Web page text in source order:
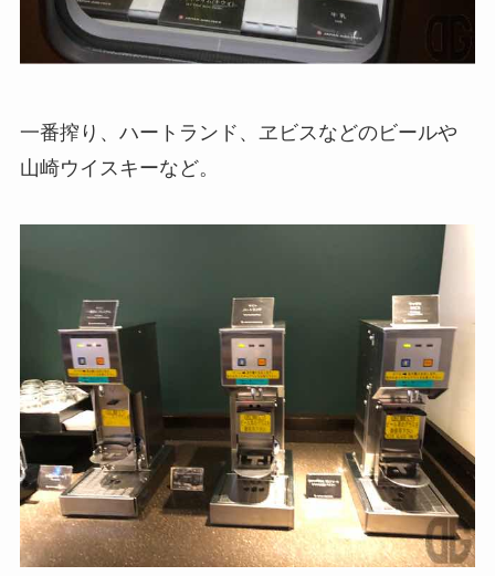
一番搾り、ハートランド、ヱビスなどのビールや
山崎ウイスキーなど。